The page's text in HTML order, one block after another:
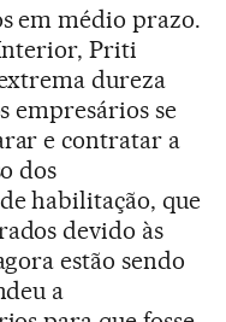
em médio prazo.
Priti
dureza
empresários se
e contratar a
dos
habilitação, que
devido às
estão sendo
a